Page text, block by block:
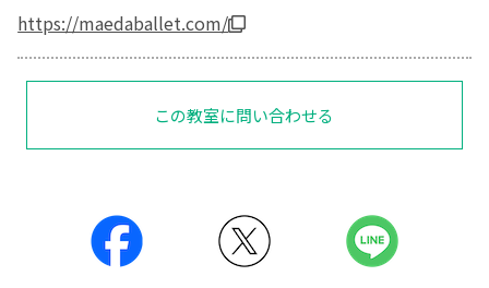
https://maedaballet.com/
この教室に問い合わせる